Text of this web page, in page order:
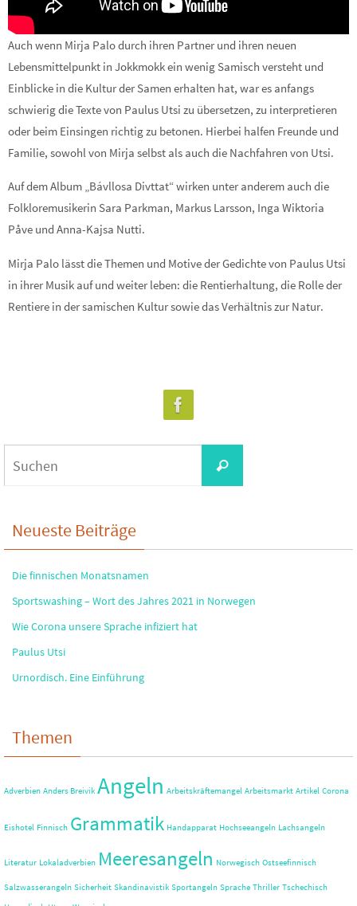
Auch wenn Mirja Palo durch ihren Partner und ihren neuen
Lebensmittelpunkt in Jokkmokk ein wenig Samisch versteht und
Einblicke in die Kultur der Samen erhalten hat, war es anfangs
schwierig die Texte von Paulus Utsi zu übersetzen, zu interpretieren
oder beim Einsingen richtig zu betonen. Hierbei halfen Freunde und
Familie, sowohl von Mirja selbst als auch die Nachfahren von Utsi.
Auf dem Album „Bávllosa Divttat“ wirken unter anderem auch die
Folkloremusikerin Sara Parkman, Markus Larsson, Inga Wiktoria
Påve und Anna-Kajsa Nutti.
Mirja Palo lässt die Themen und Motive der Gedichte von Paulus Utsi
in ihrer Musik auf und weiter leben: die Rentierhaltung, die Rolle der
Rentiere in der samischen Kultur sowie das Verhältnis zur Natur.
Suchen
Neueste Beiträge
Die finnischen Monatsnamen
Sportswashing – Wort des Jahres 2021 in Norwegen
Wie Corona unsere Sprache infiziert hat
Paulus Utsi
Urnordisch. Eine Einführung
Themen
Adverbien Anders Breivik Angeln Arbeitskräftemangel Arbeitsmarkt Artikel Corona
Eishotel Finnisch Grammatik Handapparat Hochseeangeln Lachsangeln
Literatur Lokaladverbien Meeresangeln Norwegisch Ostseefinnisch
Salzwasserangeln Sicherheit Skandinavistik Sportangeln Sprache Thriller Tschechisch